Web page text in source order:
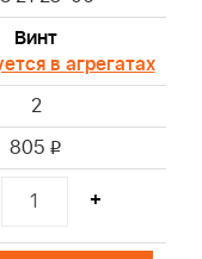
Винт
в агрегатах
2
805 i
+